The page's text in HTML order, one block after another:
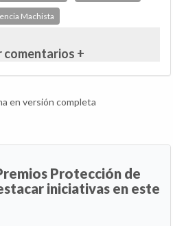
Machista
+
en versión completa
Protección de
iniciativas en este